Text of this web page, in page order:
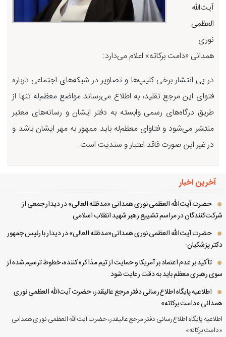
آیت‌الله
العظمی
نوری
همدانی «دامت برکاته» اعلام می‌دارد:
در پی انتشار برخی کلیپ‌ها و تصاویر در شبکه‌های اجتماعی درباره
فتوای این مرجع تقلید، به اطلاع می‌رساند مواضع معظم‌له تنها از
طریق درگاه‌های رسمی وابسته به دفتر ایشان و رسانه‌های معتبر
منتشر می‌شود و فتاوای معظم‌له باید ممهور به مهر ایشان باشد و
در غیر این صورت فاقد اعتبار و سندیت است.
آخرین اخبار
حضرت آیت‌الله العظمی نوری همدانی «مدظله العالی» در دیدار جمعی از
در مراسم تشییع رهبر شهید انقلاب اسلامی
حضرت آیت‌الله العظمی نوری همدانی«مدظله العالی» در دیدار با رئیس جمهور
پزشکیان:
تأکید بر عدم اعتماد بر آمریکا و حمایت از تیم مذاکره کننده، خطوط ترسیم شده از
رهبری معظم باید به دقت رعایت شود
اطلاعیه پایگاه اطلاع‌رسانی دفتر مرجع عالیقدر، حضرت آیت‌الله العظمی نوری
«دامت برکاته»
پایگاه اطلاع‌رسانی دفتر مرجع عالیقدر، حضرت آیت‌الله العظمی نوری همدانی
برکاته»